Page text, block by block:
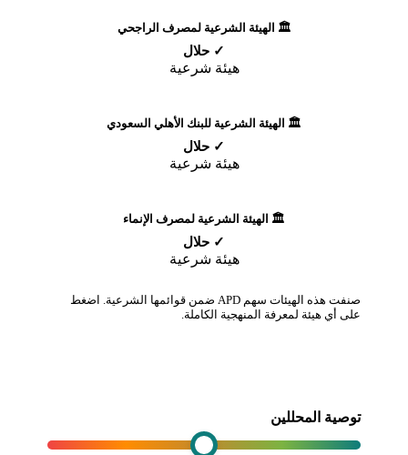
🏛️ الهيئة الشرعية لمصرف الراجحي
✓ حلال
هيئة شرعية
🏛️ الهيئة الشرعية للبنك الأهلي السعودي
✓ حلال
هيئة شرعية
🏛️ الهيئة الشرعية لمصرف الإنماء
✓ حلال
هيئة شرعية
صنفت هذه الهيئات سهم APD ضمن قوائمها الشرعية. اضغط
على أي هيئة لمعرفة المنهجية الكاملة.
توصية المحللين